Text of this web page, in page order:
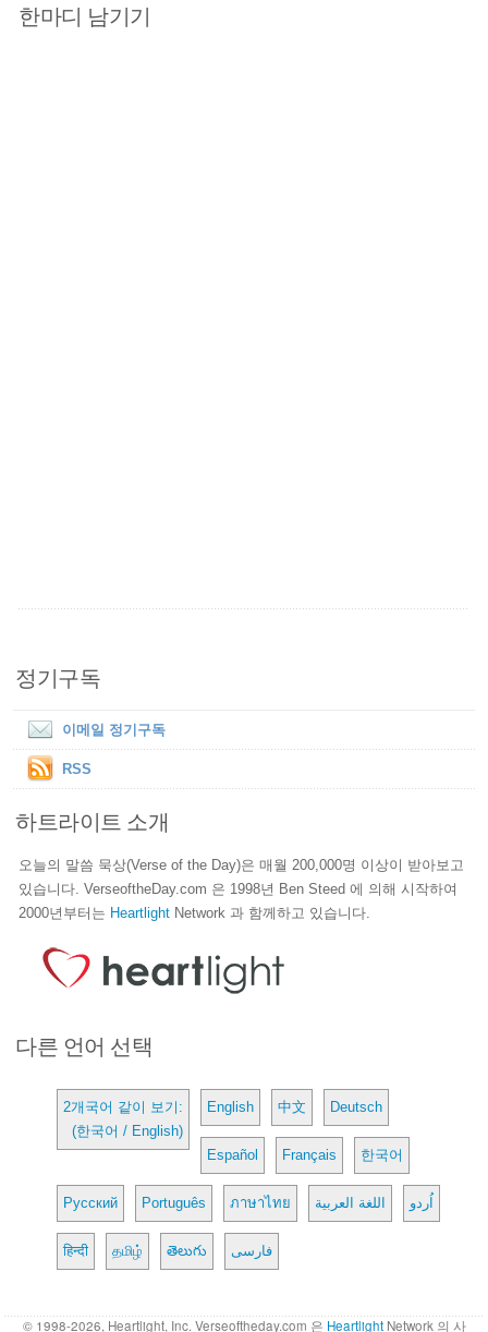
한마디 남기기
정기구독
이메일 정기구독
RSS
하트라이트 소개
오늘의 말씀 묵상(Verse of the Day)은 매월 200,000명 이상이 받아보고
있습니다. VerseoftheDay.com 은 1998년 Ben Steed 에 의해 시작하여
2000년부터는 Heartlight Network 과 함께하고 있습니다.
다른 언어 선택
2개국어 같이 보기:
(한국어 / English)
English 中文 Deutsch
Español Français 한국어
Русский Português ภาษาไทย اللغة العربية اُردو
हिन्दी தமிழ் తెలుగు فارسی
© 1998-2026, Heartlight, Inc. Verseoftheday.com 은 Heartlight Network 의 사